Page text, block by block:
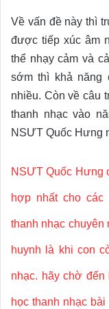
Về vấn đề này thì
được tiếp xúc âm
thể nhạy cảm và
sớm thì khả năng
nhiều. Còn về câu
thanh nhạc vào
NSƯT Quốc Hưng
NSƯT Quốc Hưng
hợp nhất cho
thanh nhạc chuyên
huynh là khi con
nhạc. hãy chờ
học thanh nhạc